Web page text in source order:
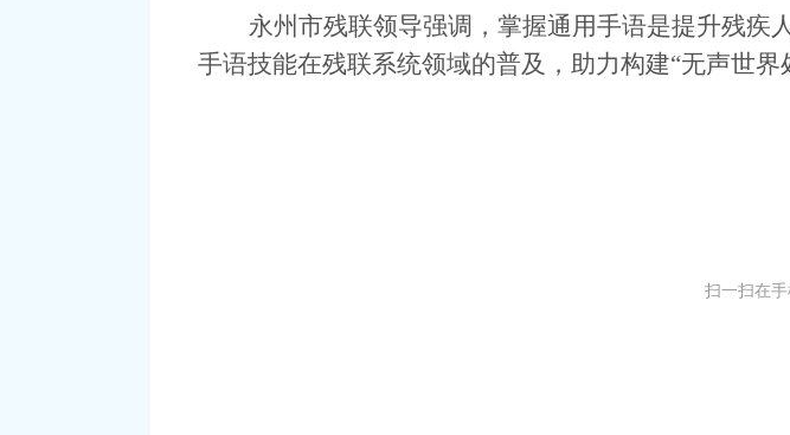
永州市残联领导强调，掌握通用手语是提升残疾
手语技能在残联系统领域的普及，助力构建“无声世界
扫一扫在